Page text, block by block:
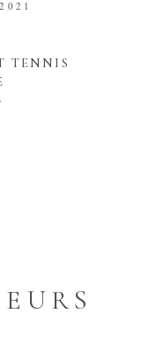
TENNIS